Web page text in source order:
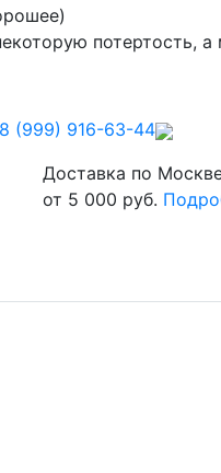
потертость, а
8 (999) 916-63-44
Доставка по
от 5 000 руб.